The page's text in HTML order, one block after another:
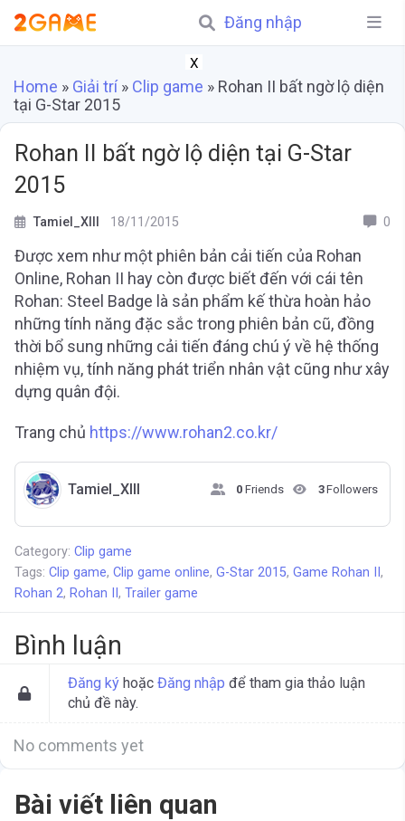
Đăng nhập
X
Home » Giải trí» Clip game » Rohan II bất ngờ lộ diện
tại G-Star 2015
Rohan II bất ngờ lộ diện tại G-Star
2015
Tamiel_XIII 18/11/2015 0
Được xem như một phiên bản cải tiến của Rohan
Online, Rohan II hay còn được biết đến với cái tên
Rohan: Steel Badge là sản phẩm kế thừa hoàn hảo
những tính năng đặc sắc trong phiên bản cũ, đồng
thời bổ sung những cải tiến đáng chú ý về hệ thống
nhiệm vụ, tính năng phát triển nhân vật cũng như xây
dựng quân đội.
Trang chủ https://www.rohan2.co.kr/
Tamiel_XIII 0 Friends 3Followers
Category: Clip game
Tags: Clip game, Clip game online, G-Star 2015, Game Rohan II ,
Rohan 2, Rohan II , Trailer game
Bình luận
Đăng ký hoặc Đăng nhập để tham gia thảo luận
chủ đề này.
No comments yet
Bài viết liên quan